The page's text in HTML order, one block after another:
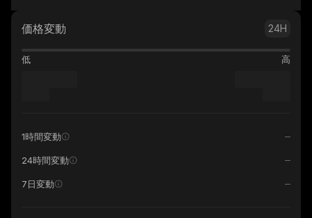
価格変動 24H
低 高
1時間変動
24時間変動
7日変動